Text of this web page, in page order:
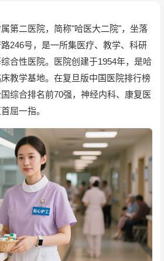
第二医院，简称"哈医大二院"，坐落
246号，是一所集医疗、教学、科研
合性医院。医院创建于1954年，是哈
教学基地。在复旦版中国医院排行榜
综合排名前70强，神经内科、康复医
屈一指。